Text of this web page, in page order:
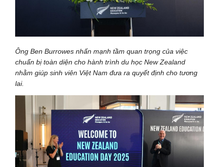
Ông Ben Burrowes nhấn mạnh tầm quan trọng của việc
chuẩn bị toàn diện cho hành trình du học New Zealand
nhằm giúp sinh viên Việt Nam đưa ra quyết định cho tương
lai.